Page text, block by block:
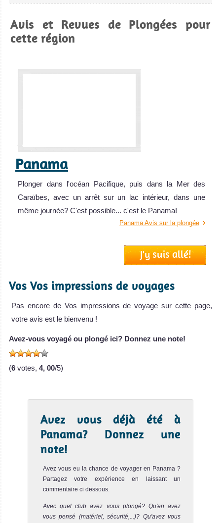
Avis et Revues de Plongées pour
cette région
Panama
Plonger dans l'océan Pacifique, puis dans la Mer des
Caraïbes, avec un arrêt sur un lac intérieur, dans une
même journée? C'est possible... c'est le Panama!
Panama Avis sur la plongée
J'y suis allé!
Vos Vos impressions de voyages
Pas encore de Vos impressions de voyage sur cette page,
votre avis est le bienvenu !
Avez-vous voyagé ou plongé ici? Donnez une note!
(6 votes, 4, 00/5)
Avez vous déjà été à
Panama? Donnez une
note!
Avez vous eu la chance de voyager en Panama ?
Partagez votre expérience en laissant un
commentaire ci dessous.
Avec quel club avez vous plongé? Qu'en avez
vous pensé (matériel, sécurité,...)? Qu'avez vous